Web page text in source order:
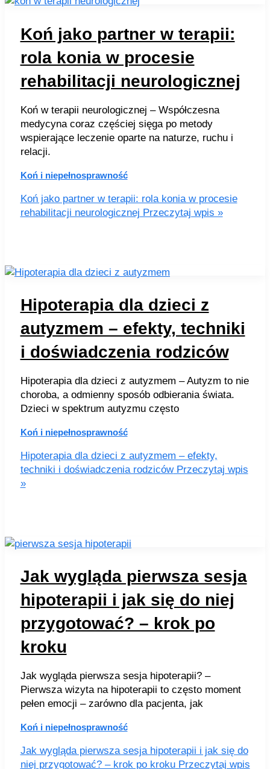
Koń jako partner w terapii:
rola konia w procesie
rehabilitacji neurologicznej
Koń w terapii neurologicznej – Współczesna
medycyna coraz częściej sięga po metody
wspierające leczenie oparte na naturze, ruchu i
relacji.
Koń i niepełnosprawność
Koń jako partner w terapii: rola konia w procesie
rehabilitacji neurologicznej Przeczytaj wpis »
Hipoterapia dla dzieci z
autyzmem – efekty, techniki
i doświadczenia rodziców
Hipoterapia dla dzieci z autyzmem – Autyzm to nie
choroba, a odmienny sposób odbierania świata.
Dzieci w spektrum autyzmu często
Koń i niepełnosprawność
Hipoterapia dla dzieci z autyzmem – efekty,
techniki i doświadczenia rodzicówPrzeczytaj wpis
»
Jak wygląda pierwsza sesja
hipoterapii i jak się do niej
przygotować? – krok po
kroku
Jak wygląda pierwsza sesja hipoterapii? –
Pierwsza wizyta na hipoterapii to często moment
pełen emocji – zarówno dla pacjenta, jak
Koń i niepełnosprawność
Jak wygląda pierwsza sesja hipoterapii i jak się do
niej przygotować? – krok po krokuPrzeczytaj wpis